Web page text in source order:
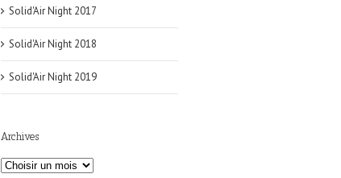
Solid'Air Night 2017
Solid'Air Night 2018
Solid'Air Night 2019
Archives